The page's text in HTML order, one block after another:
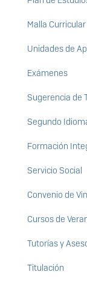
Malla Curricular
Unidades de
Exámenes
Sugerencia de
Segundo
Formación
Servicio Social
Convenio de
Cursos de
Tutorías y
Titulación